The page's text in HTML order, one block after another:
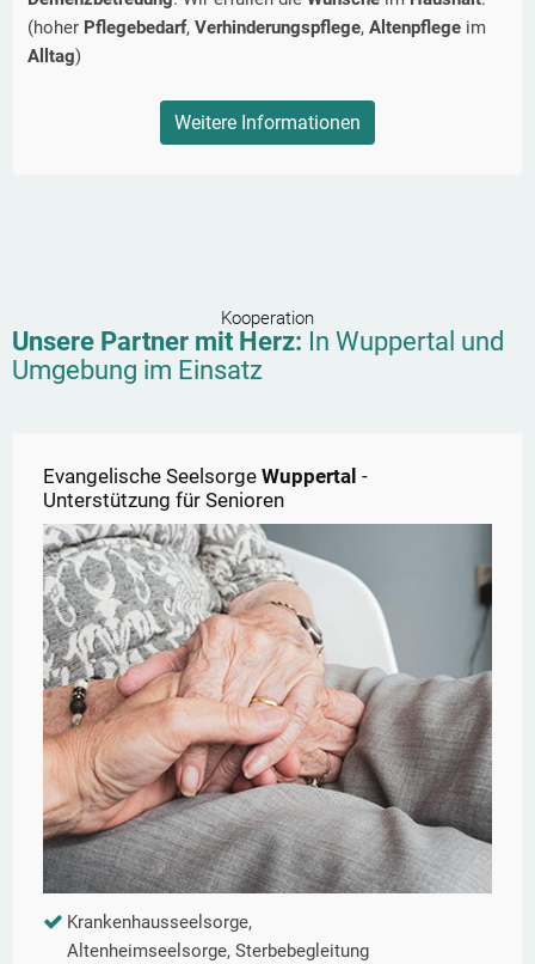
(hoher Pflegebedarf, Verhinderungspflege, Altenpflege im
Alltag)
Weitere Informationen
Kooperation
Unsere Partner mit Herz: In Wuppertal und
Umgebung im Einsatz
Evangelische Seelsorge Wuppertal -
Unterstützung für Senioren
Krankenhausseelsorge,
Altenheimseelsorge, Sterbebegleitung